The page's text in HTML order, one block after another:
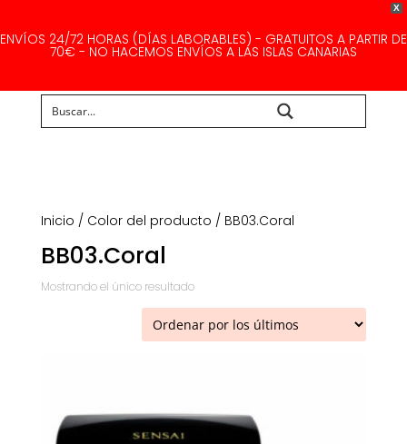
X
ENVÍOS 24/72 HORAS (DÍAS LABORABLES) - GRATUITOS A PARTIR DE
70€ - NO HACEMOS ENVÍOS A LAS ISLAS CANARIAS
Inicio / Color del producto / BB03.Coral
BB03.Coral
Mostrando el único resultado